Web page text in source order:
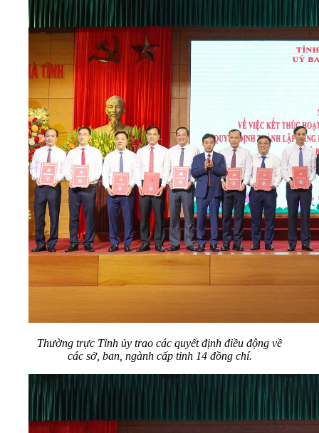
Thường trực Tỉnh ủy trao các quyết định điều động về
các sở, ban, ngành cấp tỉnh 14 đồng chí.